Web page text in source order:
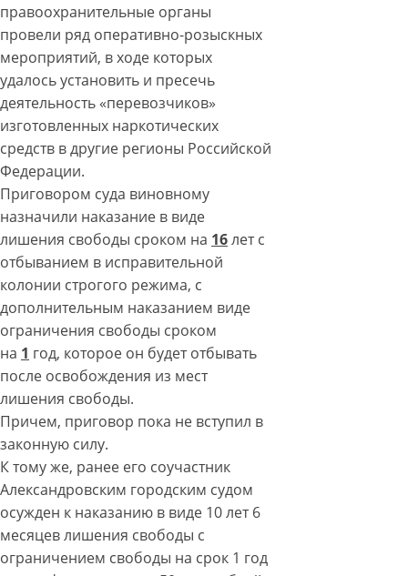
правоохранительные органы
провели ряд оперативно-розыскных
мероприятий, в ходе которых
удалось установить и пресечь
деятельность «перевозчиков»
изготовленных наркотических
средств в другие регионы Российской
Федерации.
Приговором суда виновному
назначили наказание в виде
лишения свободы сроком на 16лет с
отбыванием в исправительной
колонии строгого режима, с
дополнительным наказанием виде
ограничения свободы сроком
на 1 год, которое он будет отбывать
после освобождения из мест
лишения свободы.
Причем, приговор пока не вступил в
законную силу.
К тому же, ранее его соучастник
Александровским городским судом
осужден к наказанию в виде 10 лет 6
месяцев лишения свободы с
ограничением свободы на срок 1 год